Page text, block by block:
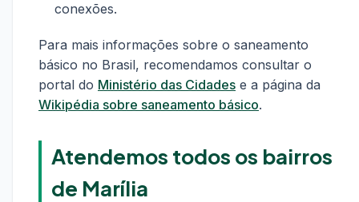
conexões.
Para mais informações sobre o saneamento
básico no Brasil, recomendamos consultar o
portal do Ministério das Cidades e a página da
Wikipédia sobre saneamento básico.
Atendemos todos os bairros
de Marília